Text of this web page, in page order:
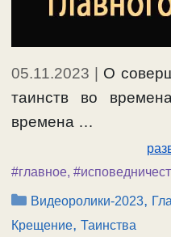
05.11.2023
О
таинств во
времена …
#главное,
Рубрики
Видеоролики-2023,
Крещение, Таинства